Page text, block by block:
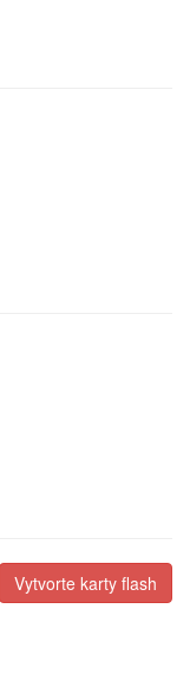
Vytvorte karty flash